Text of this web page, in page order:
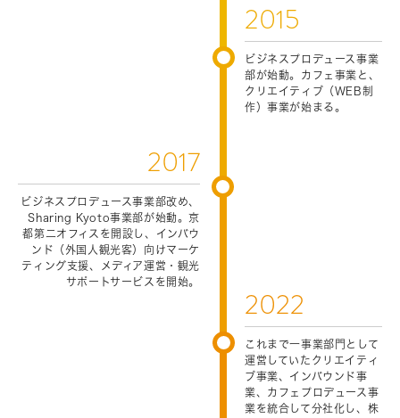
2015
ビジネスプロデュース事業
部が始動。カフェ事業と、
クリエイティブ（WEB制
作）事業が始まる。
2017
ビジネスプロデュース事業部改め、
Sharing Kyoto事業部が始動。京
都第二オフィスを開設し、インバウ
ンド（外国人観光客）向けマーケ
ティング支援、メディア運営・観光
サポートサービスを開始。
2022
これまで一事業部門として
運営していたクリエイティ
ブ事業、インバウンド事
業、カフェプロデュース事
業を統合して分社化し、株